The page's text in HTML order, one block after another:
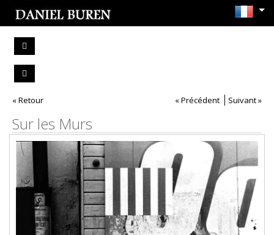
« Retour « Précédent Suivant »
Sur les Murs